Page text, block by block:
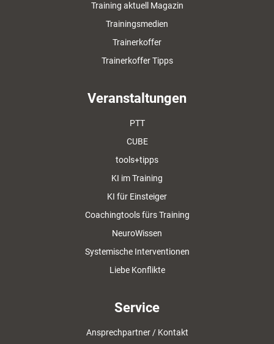
Training aktuell Magazin
Trainingsmedien
Trainerkoffer
Trainerkoffer Tipps
Veranstaltungen
PTT
CUBE
tools+tipps
KI im Training
KI für Einsteiger
Coachingtools fürs Training
NeuroWissen
Systemische Interventionen
Liebe Konflikte
Service
Ansprechpartner / Kontakt